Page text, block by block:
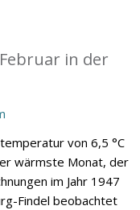
in der
von 6,5 °C
wärmste Monat, der
im Jahr 1947
Findel beobachtet